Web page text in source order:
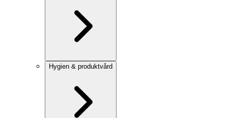
Hygien & produktvård